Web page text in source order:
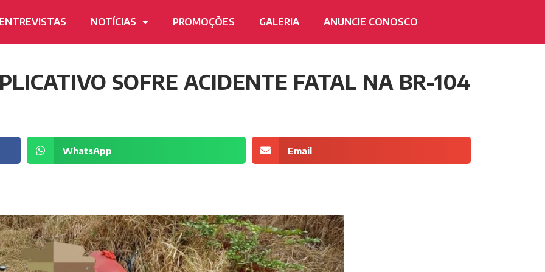
ENTREVISTAS NOTÍCIAS PROMOÇÕES GALERIA ANUNCIE CONOSCO
SOFRE ACIDENTE FATAL NA BR-104
WhatsApp Email